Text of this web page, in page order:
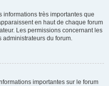
informations très importantes que
en haut de chaque forum
Les permissions concernant les
du forum.
importantes sur le forum